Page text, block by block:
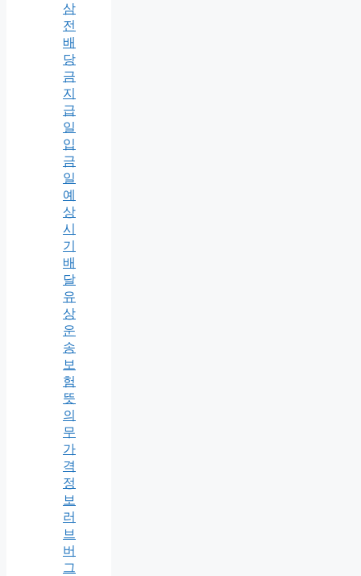
삼
전
배
당
금
지
급
일
입
금
일
예
상
시
기
배
달
유
상
운
송
보
험
뜻
의
무
가
격
정
보
러
브
버
그